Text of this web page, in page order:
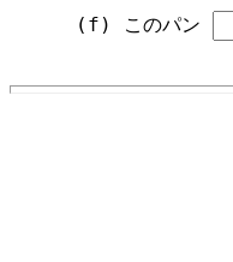
(f) このパン